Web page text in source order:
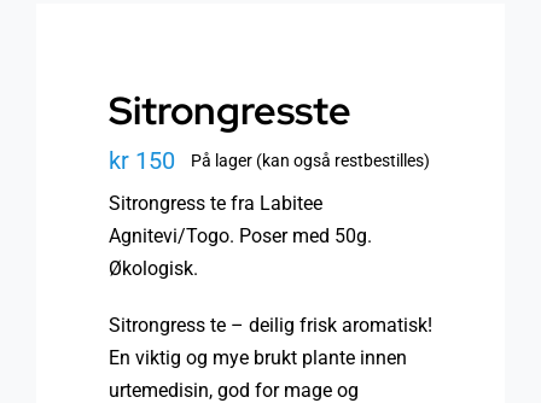
Sitrongresste
kr 150 På lager (kan også restbestilles)
Sitrongress te fra Labitee
Agnitevi/Togo. Poser med 50g.
Økologisk.
Sitrongress te – deilig frisk aromatisk!
En viktig og mye brukt plante innen
urtemedisin, god for mage og